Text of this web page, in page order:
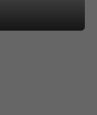
实现原料再生，
技术替代化学发泡
赋能制造AI配方
学习优化纳米填料
盛虹开发的“数字